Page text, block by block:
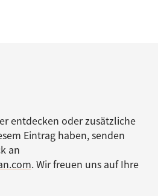
entdecken oder zusätzliche
Eintrag haben, senden
an
. Wir freuen uns auf Ihre